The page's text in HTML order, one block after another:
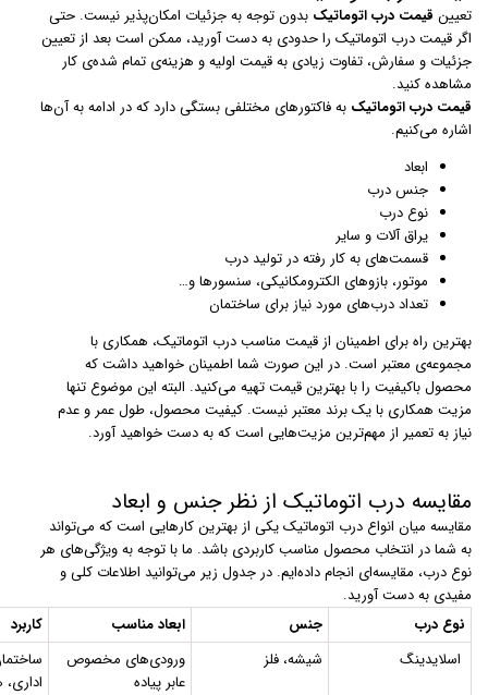
تعیین قیمت درب اتوماتیک بدون توجه به جزئیات امکان‌پذیر نیست. حتی
اگر قیمت درب اتوماتیک را حدودی به دست آورید،‌ ممکن است بعد از تعیین
جزئیات و سفارش، تفاوت زیادی به قیمت اولیه و هزینه‌ی تمام شده‌ی کار
مشاهده کنید.
قیمت درب اتوماتیک به فاکتورهای مختلفی بستگی دارد که در ادامه به آن‌ها
اشاره می‌کنیم.
ابعاد
جنس درب
نوع درب
یراق آلات و سایر
قسمت‌های به کار رفته در تولید درب
موتور،‌ بازوهای الکترومکانیکی، سنسورها و…
تعداد درب‌های مورد نیاز برای ساختمان
بهترین راه برای اطمینان از قیمت مناسب درب اتوماتیک، همکاری با
مجموعه‌ی معتبر است. در این صورت شما اطمینان خواهید داشت که
محصول باکیفیت را با بهترین قیمت تهیه می‌کنید. البته این موضوع تنها
مزیت همکاری با یک برند معتبر نیست. کیفیت محصول، طول عمر و عدم
نیاز به تعمیر از مهم‌ترین مزیت‌هایی است که به دست خواهید آورد.
مقایسه درب اتوماتیک از نظر جنس و ابعاد
مقایسه میان انواع درب اتوماتیک یکی از بهترین کارهایی است که می‌تواند
به شما در انتخاب محصول مناسب کاربردی باشد. ما با توجه به ویژگی‌های هر
نوع درب، مقایسه‌ای انجام داده‌ایم. در جدول زیر می‌توانید اطلاعات کلی و
مفیدی به دست آورید.
نوع درب
جنس ابعاد مناسب
کاربرد
اسلایدینگ
شیشه، فلز
ورودی‌های مخصوص
عابر پیاده